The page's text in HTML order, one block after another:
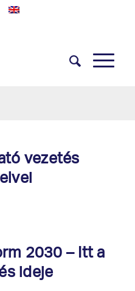
vezetés
2030 – Itt a
ideje